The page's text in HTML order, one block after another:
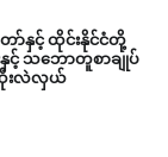
ော်နှင့် ထိုင်းနိုင်ငံတို့
နှင့် သဘောတူစာချုပ်
ထိုးလဲလှယ်